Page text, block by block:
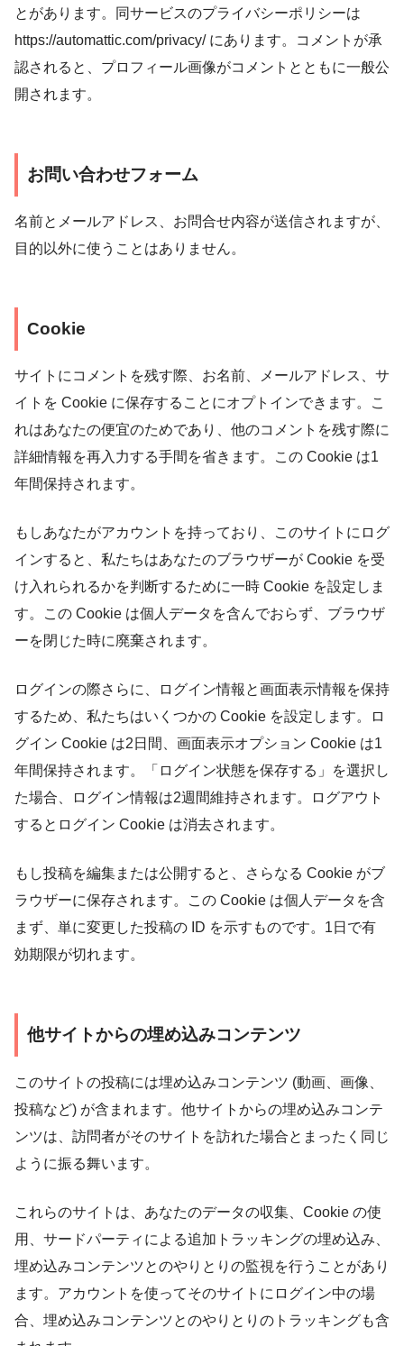
とがあります。同サービスのプライバシーポリシーは
https://automattic.com/privacy/ にあります。コメントが承
認されると、プロフィール画像がコメントとともに一般公
開されます。
お問い合わせフォーム
名前とメールアドレス、お問合せ内容が送信されますが、
目的以外に使うことはありません。
Cookie
サイトにコメントを残す際、お名前、メールアドレス、サ
イトを Cookie に保存することにオプトインできます。こ
れはあなたの便宜のためであり、他のコメントを残す際に
詳細情報を再入力する手間を省きます。この Cookie は1
年間保持されます。
もしあなたがアカウントを持っており、このサイトにログ
インすると、私たちはあなたのブラウザーが Cookie を受
け入れられるかを判断するために一時 Cookie を設定しま
す。この Cookie は個人データを含んでおらず、ブラウザ
ーを閉じた時に廃棄されます。
ログインの際さらに、ログイン情報と画面表示情報を保持
するため、私たちはいくつかの Cookie を設定します。ロ
グイン Cookie は2日間、画面表示オプション Cookie は1
年間保持されます。「ログイン状態を保存する」を選択し
た場合、ログイン情報は2週間維持されます。ログアウト
するとログイン Cookie は消去されます。
もし投稿を編集または公開すると、さらなる Cookie がブ
ラウザーに保存されます。この Cookie は個人データを含
まず、単に変更した投稿の ID を示すものです。1日で有
効期限が切れます。
他サイトからの埋め込みコンテンツ
このサイトの投稿には埋め込みコンテンツ (動画、画像、
投稿など) が含まれます。他サイトからの埋め込みコンテ
ンツは、訪問者がそのサイトを訪れた場合とまったく同じ
ように振る舞います。
これらのサイトは、あなたのデータの収集、Cookie の使
用、サードパーティによる追加トラッキングの埋め込み、
埋め込みコンテンツとのやりとりの監視を行うことがあり
ます。アカウントを使ってそのサイトにログイン中の場
合、埋め込みコンテンツとのやりとりのトラッキングも含